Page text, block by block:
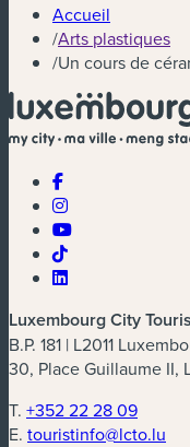
Accueil
/Arts plastiques
/Un cours de
Luxembourg City
B.P. 181 | L2011
30, Place Guillaume II,
T. +352 22 28 09
E. touristinfo@lcto.lu